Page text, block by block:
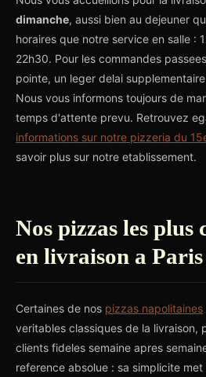
dimanche, aussi bien au dejeuner
horaires que notre service en salle :
22h30. Pour les commandes
pointe, un leger delai
Nous vous informons toujours de
temps d'attente prevu. Retrouvez
informations sur notre pizzeria du
savoir plus sur notre etablissement.
Nos pizzas les plus
en livraison a Paris
Certaines de nos pizzas napolitaines
veritables classiques de la livraison,
clients fideles semaine apres
reference absolue : sa simplicite